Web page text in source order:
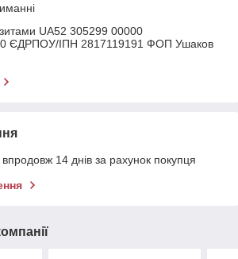
UA52 305299 00000
ЄДРПОУ/ІПН 2817119191 ФОП Ушаков
14 днів за рахунок покупця